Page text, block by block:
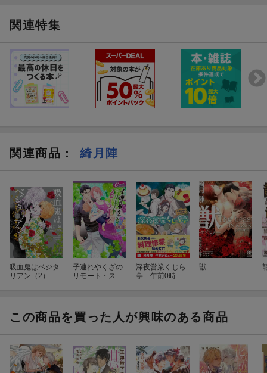
関連特集
関連商品 ： 綺月陣
吸血鬼はベジタ
リアン（2）
子連れやくざの
リモート・スロ
深夜営業くじら
亭 午前0時の
獣
この商品を買った人が興味のある商品